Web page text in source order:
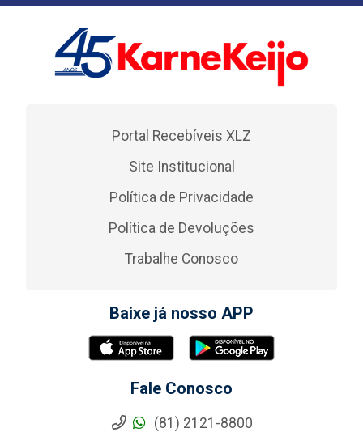
Portal Recebíveis XLZ
Site Institucional
Política de Privacidade
Política de Devoluções
Trabalhe Conosco
Baixe já nosso APP
Fale Conosco
(81) 2121-8800